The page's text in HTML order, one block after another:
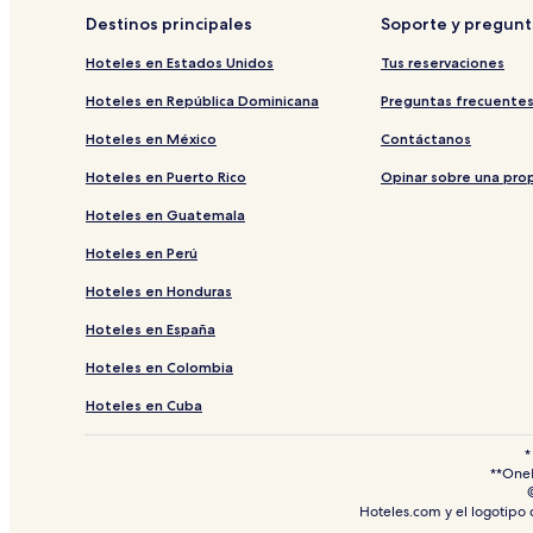
Destinos principales
Hoteles en Estados Unidos
Hoteles en República Dominicana
Hoteles en México
Hoteles en Puerto Rico
Hoteles en Guatemala
Hoteles en Perú
Hoteles en Honduras
Hoteles en España
Hoteles en Colombia
Hoteles en Cuba
Soporte y
Tus reservaciones
Preguntas frecuentes
Contáctanos
Opinar sobre una
Hoteles.com y el logotipo